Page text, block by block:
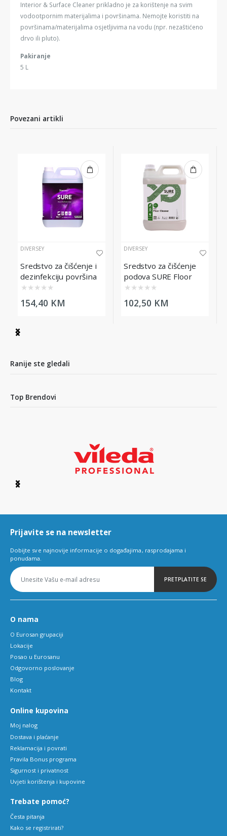
Interior & Surface Cleaner prikladno je za korištenje na svim
vodootpornim materijalima i površinama. Nemojte koristiti na
površinama/materijalima osjetljivima na vodu (npr. nezaštićeno
drvo ili pluto).
Pakiranje
5 L
Povezani artikli
DIVERSEY
Sredstvo za čišćenje i
dezinfekciju površina
SURE Cleaner
Disinfectant Spray, 5L
★ ★ ★ ★ ★
154,40 KM
DIVERSEY
Sredstvo za čišćenje
podova SURE Floor
Cleaner, 5L
★ ★ ★ ★ ★
102,50 KM
Item
8
Ranije ste gledali
Top Brendovi
Item
6
Prijavite se na newsletter
Dobijte sve najnovije informacije o događajima, rasprodajama i
ponudama.
PRETPLATITE SE
O nama
O Eurosan grupaciji
Lokacije
Posao u Eurosanu
Odgovorno poslovanje
Blog
Kontakt
Online kupovina
Moj nalog
Dostava i plaćanje
Reklamacija i povrati
Pravila Bonus programa
Sigurnost i privatnost
Uvjeti korištenja i kupovine
Trebate pomoć?
Česta pitanja
Kako se registrirati?